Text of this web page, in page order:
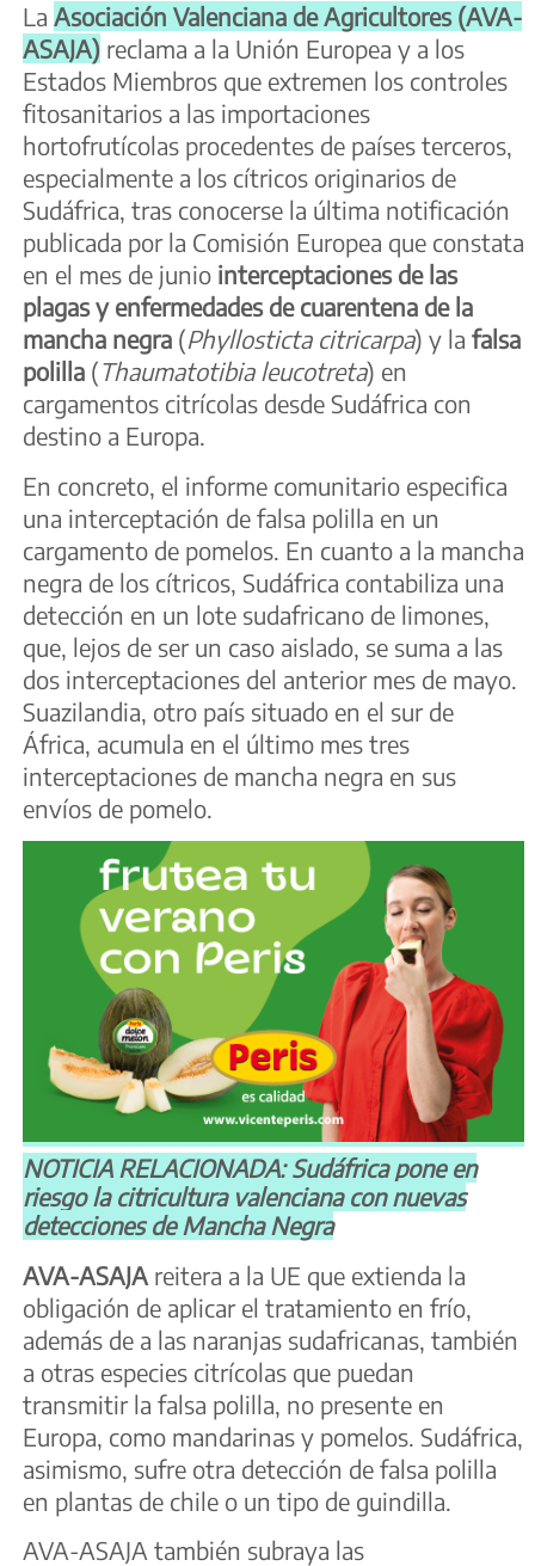
La Asociación Valenciana de Agricultores (AVA-
ASAJA) reclama a la Unión Europea y a los
Estados Miembros que extremen los controles
fitosanitarios a las importaciones
hortofrutícolas procedentes de países terceros,
especialmente a los cítricos originarios de
Sudáfrica, tras conocerse la última notificación
publicada por la Comisión Europea que constata
en el mes de junio interceptaciones de las
plagas y enfermedades de cuarentena de la
mancha negra (Phyllosticta citricarpa) y la falsa
polilla (Thaumatotibia leucotreta) en
cargamentos citrícolas desde Sudáfrica con
destino a Europa.
En concreto, el informe comunitario especifica
una interceptación de falsa polilla en un
cargamento de pomelos. En cuanto a la mancha
negra de los cítricos, Sudáfrica contabiliza una
detección en un lote sudafricano de limones,
que, lejos de ser un caso aislado, se suma a las
dos interceptaciones del anterior mes de mayo.
Suazilandia, otro país situado en el sur de
África, acumula en el último mes tres
interceptaciones de mancha negra en sus
envíos de pomelo.
NOTICIA RELACIONADA: Sudáfrica pone en
riesgo la citricultura valenciana con nuevas
detecciones de Mancha Negra
AVA-ASAJA reitera a la UE que extienda la
obligación de aplicar el tratamiento en frío,
además de a las naranjas sudafricanas, también
a otras especies citrícolas que puedan
transmitir la falsa polilla, no presente en
Europa, como mandarinas y pomelos. Sudáfrica,
asimismo, sufre otra detección de falsa polilla
en plantas de chile o un tipo de guindilla.
AVA-ASAJA también subraya las